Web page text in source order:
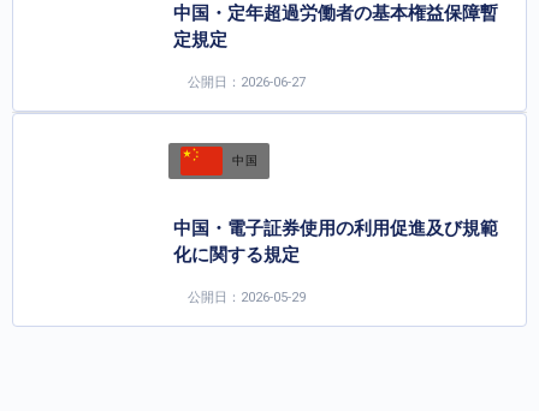
中国・定年超過労働者の基本権益保障暫
定規定
公開日：2026-06-27
中国
中国・電子証券使用の利用促進及び規範
化に関する規定
公開日：2026-05-29